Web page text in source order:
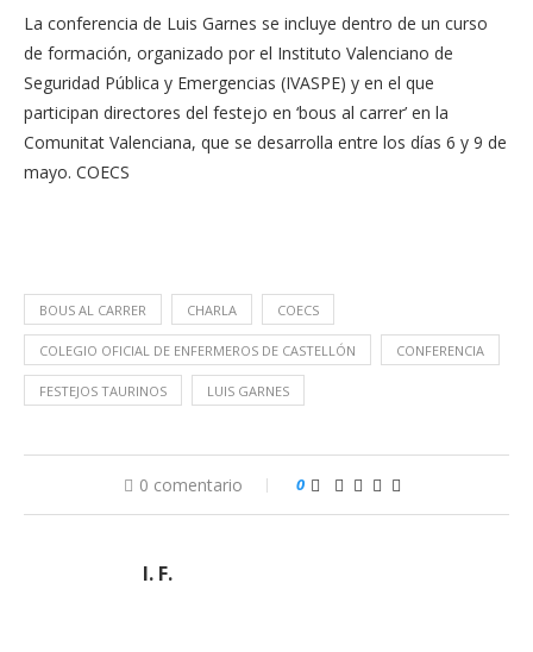
La conferencia de Luis Garnes se incluye dentro de un curso
de formación, organizado por el Instituto Valenciano de
Seguridad Pública y Emergencias (IVASPE) y en el que
participan directores del festejo en ‘bous al carrer’ en la
Comunitat Valenciana, que se desarrolla entre los días 6 y 9 de
mayo. COECS
BOUS AL CARRER CHARLA COECS
COLEGIO OFICIAL DE ENFERMEROS DE CASTELLÓN CONFERENCIA
FESTEJOS TAURINOS LUIS GARNES
0 comentario 0
I. F.